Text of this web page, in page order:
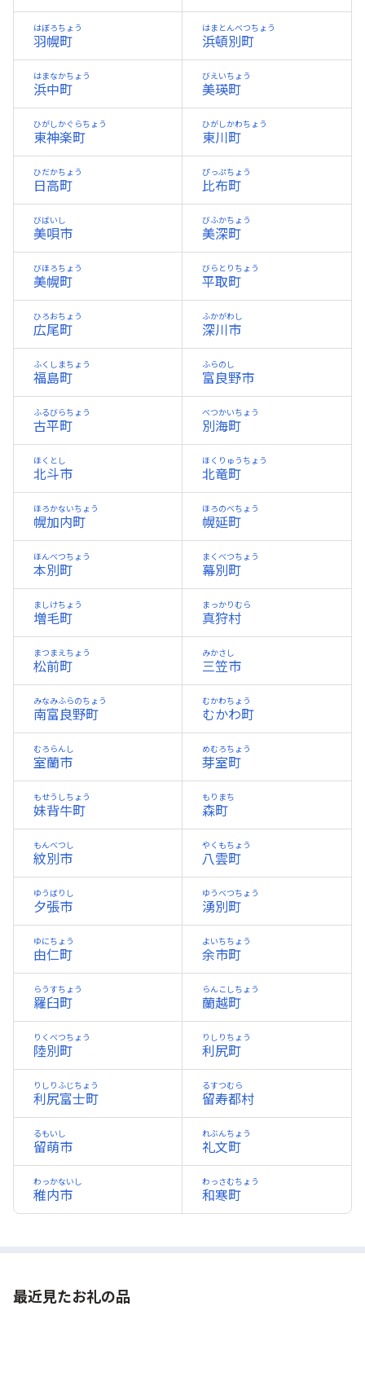
羽幌町
はぼろちょう
浜頓別町
はまとんべつちょう
浜中町
はまなかちょう
美瑛町
びえいちょう
東神楽町
ひがしかぐらちょう
東川町
ひがしかわちょう
日高町
ひだかちょう
比布町
ぴっぷちょう
美唄市
びばいし
美深町
びふかちょう
美幌町
びほろちょう
平取町
びらとりちょう
広尾町
ひろおちょう
深川市
ふかがわし
福島町
ふくしまちょう
富良野市
ふらのし
古平町
ふるびらちょう
別海町
べつかいちょう
北斗市
ほくとし
北竜町
ほくりゅうちょう
幌加内町
ほろかないちょう
幌延町
ほろのべちょう
本別町
ほんべつちょう
幕別町
まくべつちょう
増毛町
ましけちょう
真狩村
まっかりむら
松前町
まつまえちょう
三笠市
みかさし
南富良野町
みなみふらのちょう
むかわ町
むかわちょう
室蘭市
むろらんし
芽室町
めむろちょう
妹背牛町
もせうしちょう
森町
もりまち
紋別市
もんべつし
八雲町
やくもちょう
夕張市
ゆうばりし
湧別町
ゆうべつちょう
由仁町
ゆにちょう
余市町
よいちちょう
羅臼町
らうすちょう
蘭越町
らんこしちょう
陸別町
りくべつちょう
利尻町
りしりちょう
利尻富士町
りしりふじちょう
留寿都村
るすつむら
留萌市
るもいし
礼文町
れぶんちょう
稚内市
わっかないし
和寒町
わっさむちょう
最近見たお礼の品